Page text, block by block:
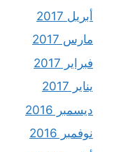
أبريل 2017
مارس 2017
فبراير 2017
يناير 2017
ديسمبر 2016
نوفمبر 2016